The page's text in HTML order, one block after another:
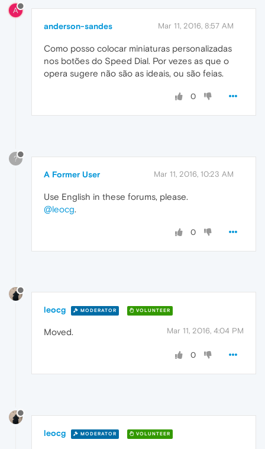
A
anderson-sandes Mar 11, 2016, 8:57 AM
Como posso colocar miniaturas personalizadas
nos botões do Speed Dial. Por vezes as que o
opera sugere não são as ideais, ou são feias.
0
?
A Former User Mar 11, 2016, 10:23 AM
Use English in these forums, please.
@leocg.
0
leocg MODERATOR VOLUNTEER
Mar 11, 2016, 4:04 PM
Moved.
0
leocg MODERATOR VOLUNTEER